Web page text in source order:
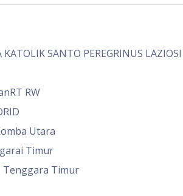
KATOLIK SANTO PEREGRINUS LAZIOSI
RW
Utara
Timur
Tenggara Timur